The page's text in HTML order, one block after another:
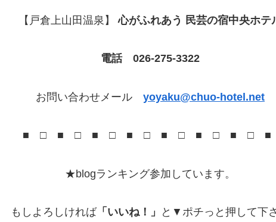
【戸倉上山田温泉】 心がふれあう 民芸の宿中央ホテ
電話 026-275-3322
お問い合わせメール yoyaku@chuo-hotel.net
■ □ ■ □ ■ □ ■ □ ■ □ ■ □ ■ □ ■
★blogランキング参加しています。
もしよろしければ「いいね！」 と▼ポチっと押して下